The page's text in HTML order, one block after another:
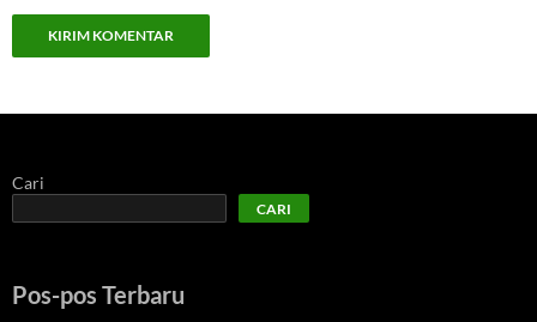
Cari
CARI
Pos-pos Terbaru